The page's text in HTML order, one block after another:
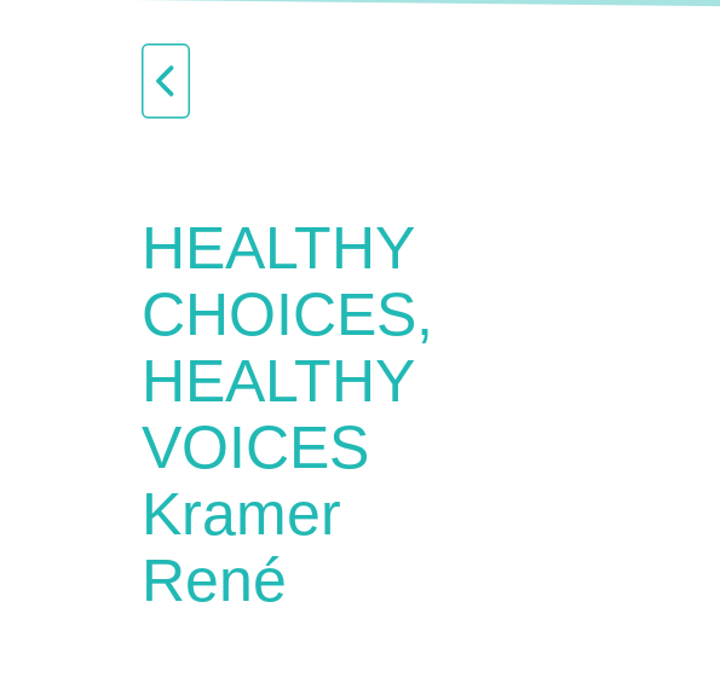
HEALTHY
CHOICES,
HEALTHY
VOICES
Kramer
René